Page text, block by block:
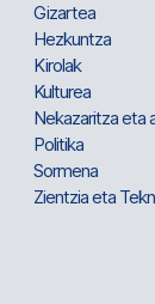
Gizartea
Hezkuntza
Kirolak
Kulturea
Nekazaritza eta
Politika
Sormena
Zientzia eta